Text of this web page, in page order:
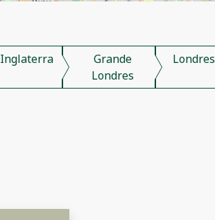
Inglaterra
Grande
Londres
Londres